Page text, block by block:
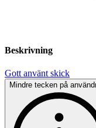
Beskrivning
Gott använt skick
Mindre tecken på